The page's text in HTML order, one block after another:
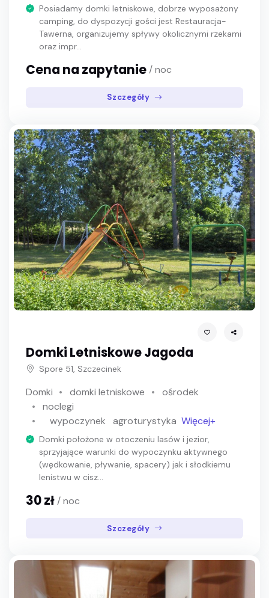
Posiadamy domki letniskowe, dobrze wyposażony
camping, do dyspozycji gości jest Restauracja-
Tawerna, organizujemy spływy okolicznymi rzekami
oraz impr...
Cena na zapytanie/ noc
Szczegóły
Domki Letniskowe Jagoda
Spore 51, Szczecinek
Domki domki letniskowe
ośrodek
noclegi
wypoczynek
agroturystyka Więcej+
Domki położone w otoczeniu lasów i jezior,
sprzyjające warunki do wypoczynku aktywnego
(wędkowanie, pływanie, spacery) jak i słodkiemu
lenistwu w cisz...
30 zł / noc
Szczegóły